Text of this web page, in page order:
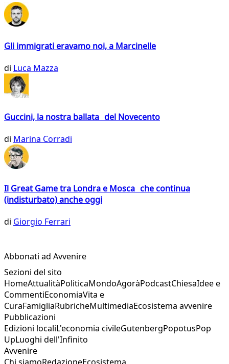
Gli immigrati eravamo noi, a Marcinelle
di Luca Mazza
Guccini, la nostra ballata del Novecento
di Marina Corradi
Il Great Game tra Londra e Mosca che continua
(indisturbato) anche oggi
di Giorgio Ferrari
Abbonati ad Avvenire
Sezioni del sito
HomeAttualitàPoliticaMondoAgoràPodcastChiesaIdee e
CommentiEconomiaVita e
CuraFamigliaRubricheMultimediaEcosistema avvenire
Pubblicazioni
Edizioni localiL'economia civileGutenbergPopotusPop
UpLuoghi dell'Infinito
Avvenire